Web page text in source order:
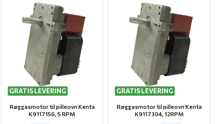
GRATIS LEVERING
Røggasmotor til pilleovn Kenta
K9117156, 5 RPM
GRATIS LEVERING
Røggasmotor til pilleovn Kenta
K9117304, 12RPM